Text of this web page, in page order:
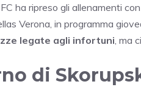
ha ripreso gli allenamenti
Verona, in programma
legate agli infortuni , ma
di